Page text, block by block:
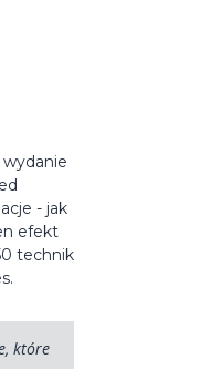
- jak
efekt
technik
które